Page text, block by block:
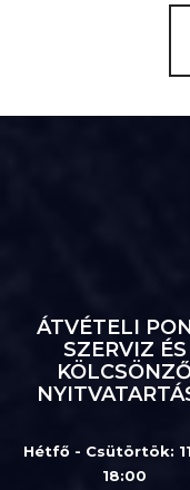
ÁTVÉTELI
SZERVIZ ÉS
Hétfő - Csütörtök:
18:00